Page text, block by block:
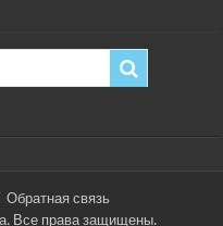
Обратная связь
Все права защищены.